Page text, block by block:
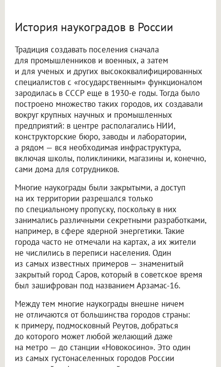
История наукоградов в России
Традиция создавать поселения сначала
для промышленников и военных, а затем
и для ученых и других высококвалифицированных
специалистов с «государственным» функционалом
зародилась в СССР еще в 1930-е годы. Тогда было
построено множество таких городов, их создавали
вокруг крупных научных и промышленных
предприятий: в центре располагались НИИ,
конструкторские бюро, заводы и лаборатории,
а рядом — вся необходимая инфраструктура,
включая школы, поликлиники, магазины и, конечно,
сами дома для сотрудников.
Многие наукограды были закрытыми, а доступ
на их территории разрешался только
по специальному пропуску, поскольку в них
занимались различными секретными разработками,
например, в сфере ядерной энергетики. Такие
города часто не отмечали на картах, а их жители
не числились в переписи населения. Один
из самых известных примеров — знаменитый
закрытый город Саров, который в советское время
был зашифрован под названием Арзамас-16.
Между тем многие наукограды внешне ничем
не отличаются от большинства городов страны:
к примеру, подмосковный Реутов, добраться
до которого может любой желающий даже
на метро — до станции «Новокосино». Это один
из самых густонаселенных городов России